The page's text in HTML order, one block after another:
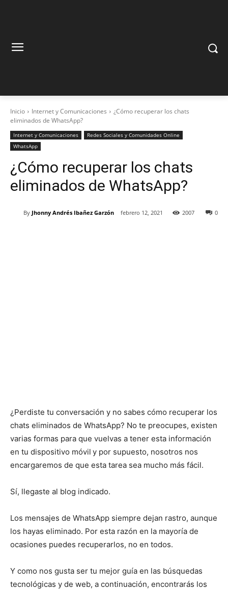
Inicio Internet y Comunicaciones
¿Cómo recuperar los chats
eliminados de WhatsApp?
Internet y Comunicaciones
Redes Sociales y Comunidades Online
WhatsApp
¿Cómo recuperar los chats
eliminados de WhatsApp?
By Jhonny Andrés Ibañez Garzón febrero 12, 2021 0
2007
¿Perdiste tu conversación y no sabes cómo recuperar los
chats eliminados de WhatsApp? No te preocupes, existen
varias formas para que vuelvas a tener esta información
en tu dispositivo móvil y por supuesto, nosotros nos
encargaremos de que esta tarea sea mucho más fácil.
Sí, llegaste al blog indicado.
Los mensajes de WhatsApp siempre dejan rastro, aunque
los hayas eliminado. Por esta razón en la mayoría de
ocasiones puedes recuperarlos, no en todos.
Y como nos gusta ser tu mejor guía en las búsquedas
tecnológicas y de web, a continuación, encontrarás los